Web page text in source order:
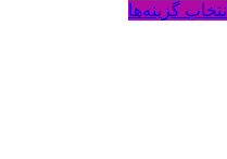
انتخاب گزینه‌ها